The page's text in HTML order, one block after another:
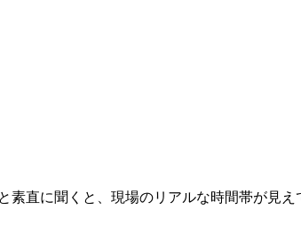
直に聞くと、現場のリアルな時間帯が見え